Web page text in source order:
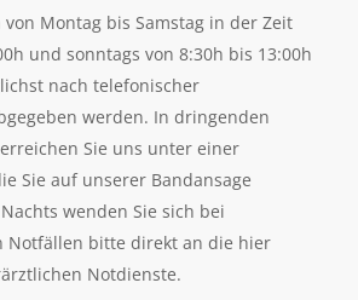
Montag bis Samstag in der Zeit
und sonntags von 8:30h bis 13:00h
nach telefonischer
werden. In dringenden
Sie uns unter einer
Sie auf unserer Bandansage
wenden Sie sich bei
Notfällen bitte direkt an die hier
Notdienste.